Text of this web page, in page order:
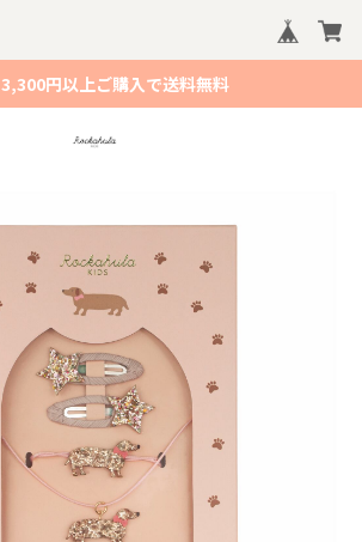
3,300円以上ご購入で送料無料